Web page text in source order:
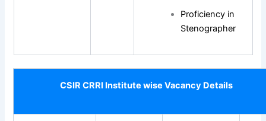
Proficiency in
Stenographer
CSIR CRRI Institute wise Vacancy Details